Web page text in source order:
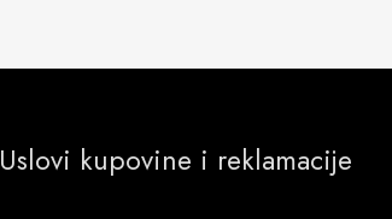
Uslovi kupovine i reklamacije